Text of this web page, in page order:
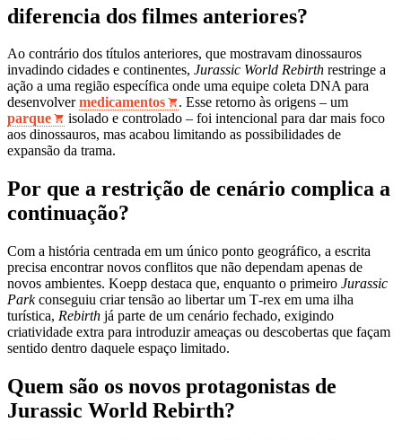
diferencia dos filmes anteriores?
Ao contrário dos títulos anteriores, que mostravam dinossauros
invadindo cidades e continentes, Jurassic World Rebirth restringe a
ação a uma região específica onde uma equipe coleta DNA para
desenvolvermedicamentos
. Esse retorno às origens – um
parque
isolado e controlado – foi intencional para dar mais foco
aos dinossauros, mas acabou limitando as possibilidades de
expansão da trama.
Por que a restrição de cenário complica a
continuação?
Com a história centrada em um único ponto geográfico, a escrita
precisa encontrar novos conflitos que não dependam apenas de
novos ambientes. Koepp destaca que, enquanto o primeiro Jurassic
Parkconseguiu criar tensão ao libertar um T‑rex em uma ilha
turística, Rebirth já parte de um cenário fechado, exigindo
criatividade extra para introduzir ameaças ou descobertas que façam
sentido dentro daquele espaço limitado.
Quem são os novos protagonistas de
Jurassic World Rebirth?